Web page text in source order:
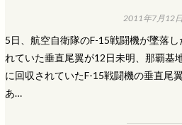
2011年7月12
5日、航空自衛隊のF-15戦闘機が墜落
れていた垂直尾翼が12日未明、那覇基
に回収されていたF-15戦闘機の垂直尾
あ…